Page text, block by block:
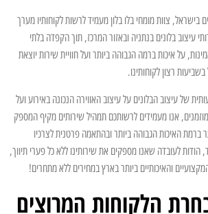
בישראל, צוות מומחי בלו בלון מעמיד לרשות לקוחותיו מערך
עיצוב בלונים בנתניה ובאזור המרכז, תוך הקפדה בלתי
על איכות ברמה הגבוהה ביותר ועל חוויית שירות יוצאת
רצון לקוחותינו.
של עיצוב הבלונים על עיצוב האווירה הנכונה באירוע ועל
אנו מעמידים לרשותכם תמהיל שירותים מקיף המספק
ברמת האיכות הגבוהה ביותר ובהתאמה פרטנית לצרכיו
הודות לעובדה שאנו מספקים את שירותינו ללא כל פערי תיווך,
והאיכותיים ביותר בארץ במחירים ללא מתחרים!
הלקוחות המרוצים